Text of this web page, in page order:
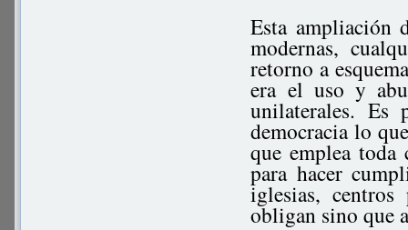
Esta ampliación
modernas,
retorno a
era el uso y
unilaterales. Es
democracia lo
que emplea toda
para hacer
iglesias,
obligan sino que